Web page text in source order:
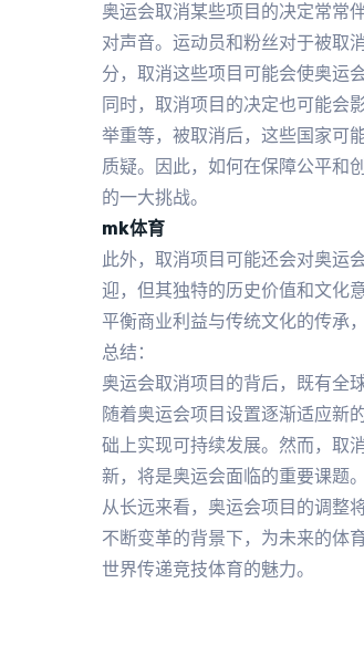
奥运会取消某些项目的决定常常
对声音。运动员和粉丝对于被取
分，取消这些项目可能会使奥运
同时，取消项目的决定也可能会
举重等，被取消后，这些国家可
质疑。因此，如何在保障公平和
的一大挑战。
mk体育
此外，取消项目可能还会对奥运
迎，但其独特的历史价值和文化
平衡商业利益与传统文化的传承
总结：
奥运会取消项目的背后，既有全
随着奥运会项目设置逐渐适应新
础上实现可持续发展。然而，取
新，将是奥运会面临的重要课题。
从长远来看，奥运会项目的调整
不断变革的背景下，为未来的体
世界传递竞技体育的魅力。